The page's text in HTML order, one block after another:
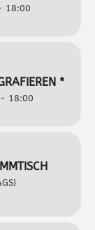
18:00
*
- 18:00